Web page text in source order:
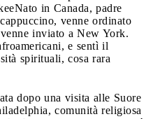
Nato in Canada, padre
venne ordinato
inviato a New York.
e sentì il
spirituali, cosa rara
dopo una visita alle Suore
comunità religiosa